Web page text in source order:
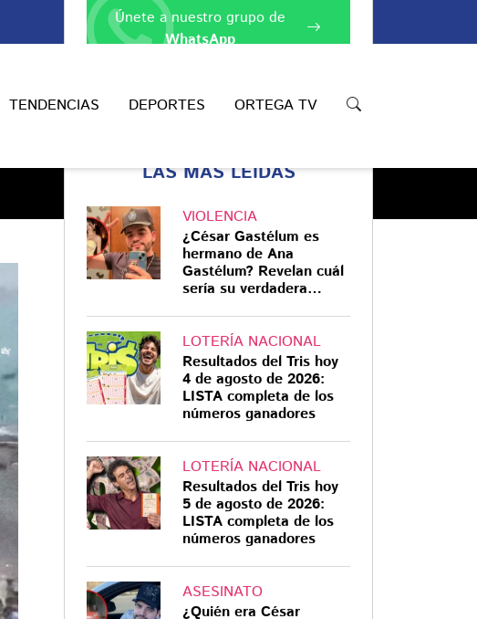
TENDENCIAS DEPORTES ORTEGA TV
Compartir
MIGRANTES
¿Qué está pasando
con ICE? Arrestos,
protestas y polémica
Únete a nuestro grupo de
WhatsApp
LAS MÁS LEÍDAS
VIOLENCIA
¿César Gastélum es
hermano de Ana
Gastélum? Revelan cuál
sería su verdadera
LOTERÍA NACIONAL
Resultados del Tris hoy
4 de agosto de 2026:
LISTA completa de los
números ganadores
LOTERÍA NACIONAL
Resultados del Tris hoy
5 de agosto de 2026:
LISTA completa de los
números ganadores
ASESINATO
¿Quién era César